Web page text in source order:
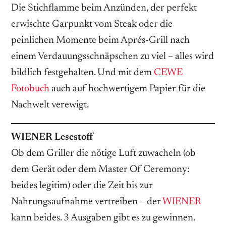
Die Stichflamme beim Anzünden, der perfekt
erwischte Garpunkt vom Steak oder die
peinlichen Momente beim Aprés-Grill nach
einem Verdauungsschnäpschen zu viel – alles wird
bildlich festgehalten. Und mit dem CEWE
Fotobuch auch auf hochwertigem Papier für die
Nachwelt verewigt.
WIENER Lesestoff
Ob dem Griller die nötige Luft zuwacheln (ob
dem Gerät oder dem Master Of Ceremony:
beides legitim) oder die Zeit bis zur
Nahrungsaufnahme vertreiben – der WIENER
kann beides. 3 Ausgaben gibt es zu gewinnen.